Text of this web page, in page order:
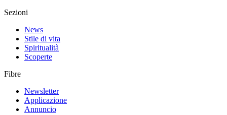
Sezioni
News
Stile di vita
Spiritualità
Scoperte
Fibre
Newsletter
Applicazione
Annuncio